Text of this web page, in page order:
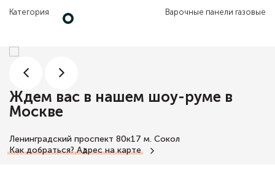
Категория Варочные панели газовые
Ждем вас в нашем шоу-руме в
Москве
Ленинградский проспект 80к17 м. Сокол
Как добраться? Адрес на карте